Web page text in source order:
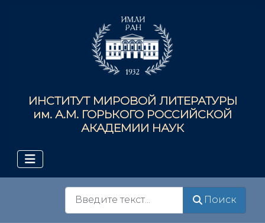
ИНСТИТУТ МИРОВОЙ ЛИТЕРАТУРЫ
им. А.М. ГОРЬКОГО РОССИЙСКОЙ
АКАДЕМИИ НАУК
Поиск